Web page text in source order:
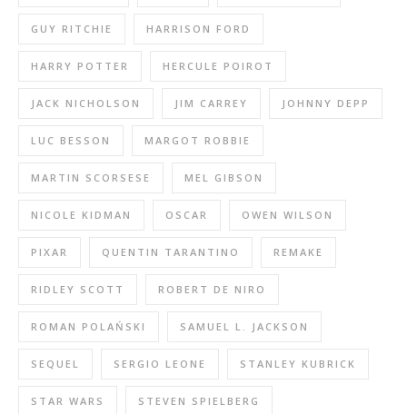
GUY RITCHIE HARRISON FORD
HARRY POTTER HERCULE POIROT
JACK NICHOLSON JIM CARREY JOHNNY DEPP
LUC BESSON MARGOT ROBBIE
MARTIN SCORSESE MEL GIBSON
NICOLE KIDMAN OSCAR OWEN WILSON
PIXAR QUENTIN TARANTINO REMAKE
RIDLEY SCOTT ROBERT DE NIRO
ROMAN POLAŃSKI SAMUEL L. JACKSON
SEQUEL SERGIO LEONE STANLEY KUBRICK
STAR WARS STEVEN SPIELBERG